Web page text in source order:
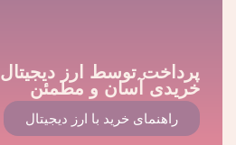
رژ لب شفاف
پرداخت توسط ارز دیجیتال
خریدی آسان و مطمئن
راهنمای خرید با ارز دیجیتال